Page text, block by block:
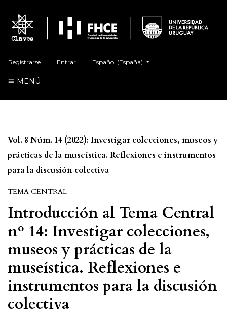
Registrarse Entrar Español (España)
MENÚ
Vol. 8 Núm. 14 (2022): Investigar colecciones, museos y
prácticas de la museística. Reflexiones e instrumentos
para la discusión colectiva
TEMA CENTRAL
Introducción al Tema Central
nº 14: Investigar colecciones,
museos y prácticas de la
museística. Reflexiones e
instrumentos para la discusión
colectiva